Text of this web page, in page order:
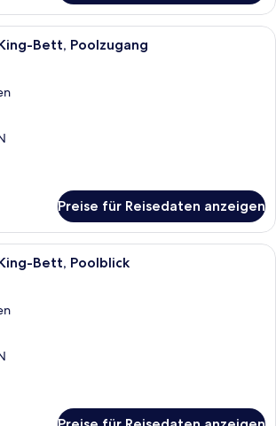
Ein Hotelzimmer mit Bett,
Bett, Poolzugang
Preise für Reisedaten anzeigen
Ein Hotelzimmer mit einem großen
Bett, Poolblick